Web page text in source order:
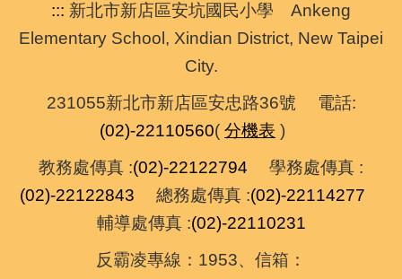
::: 新北市新店區安坑國民小學 Ankeng
Elementary School, Xindian District, New Taipei
City.
231055新北市新店區安忠路36號 電話:
(02)-22110560( 分機表 )
教務處傳真 :(02)-22122794 學務處傳真 :
(02)-22122843 總務處傳真 :(02)-22114277
輔導處傳真 :(02)-22110231
反霸凌專線：1953、信箱：